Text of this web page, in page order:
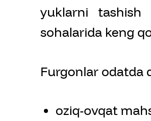
yuklarni tashish
sohalarida keng
Furgonlar odatda
oziq-ovqat